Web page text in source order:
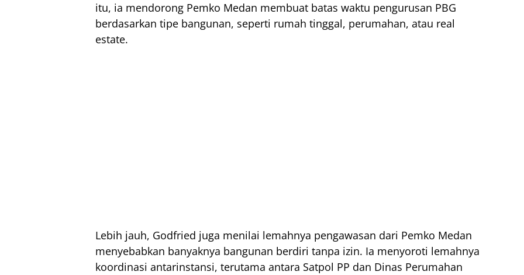
itu, ia mendorong Pemko Medan membuat batas waktu pengurusan PBG
berdasarkan tipe bangunan, seperti rumah tinggal, perumahan, atau real
estate.
Lebih jauh, Godfried juga menilai lemahnya pengawasan dari Pemko Medan
menyebabkan banyaknya bangunan berdiri tanpa izin. Ia menyoroti lemahnya
koordinasi antarinstansi, terutama antara Satpol PP dan Dinas Perumahan